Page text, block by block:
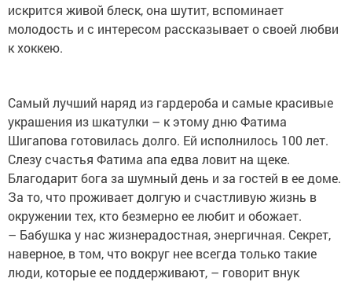
искрится живой блеск, она шутит, вспоминает
молодость и с интересом рассказывает о своей любви
к хоккею.
Самый лучший наряд из гардероба и самые красивые
украшения из шкатулки – к этому дню Фатима
Шигапова готовилась долго. Ей исполнилось 100 лет.
Слезу счастья Фатима апа едва ловит на щеке.
Благодарит бога за шумный день и за гостей в ее доме.
За то, что проживает долгую и счастливую жизнь в
окружении тех, кто безмерно ее любит и обожает.
– Бабушка у нас жизнерадостная, энергичная. Секрет,
наверное, в том, что вокруг нее всегда только такие
люди, которые ее поддерживают, – говорит внук